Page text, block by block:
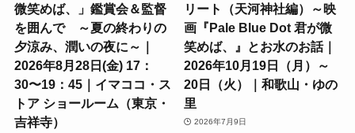
微笑めば、」鑑賞会＆監督
を囲んで ～夏の終わりの
夕涼み、潤いの夜に～｜
2026年8月28日(金) 17：
30〜19：45｜イマココ・ス
トア ショールーム（東京・
吉祥寺）
リート（天河神社編）～映
画『Pale Blue Dot 君が微
笑めば、』とお水のお話｜
2026年10月19日（月）～
20日（火）｜和歌山・ゆの
里
2026年7月9日